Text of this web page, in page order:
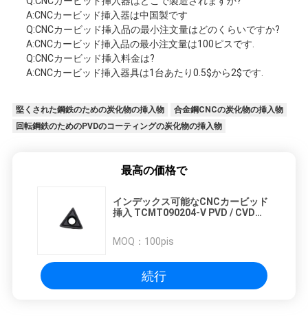
A:CNCカービッド挿入器は中国製です
Q:CNCカービッド挿入品の最小注文量はどのくらいですか?
A:CNCカービッド挿入品の最小注文量は100ピスです.
Q:CNCカービッド挿入料金は?
A:CNCカービッド挿入器具は1台あたり0.5$から2$です.
堅くされた鋼鉄のための炭化物の挿入物
合金鋼CNCの炭化物の挿入物
回転鋼鉄のためのPVDのコーティングの炭化物の挿入物
最高の価格で
インデックス可能なCNCカービッド
挿入 TCMT090204-V PVD / CVDコ
MOQ： 100pis
続行